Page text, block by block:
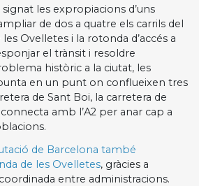
signat les expropiacions d’uns
de dos a quatre els carrils del
Ovelletes i la rotonda d’accés a
el trànsit i resoldre
històric a la ciutat, les
en un punt on conflueixen tres
de Sant Boi, la carretera de
amb l’A2 per anar cap a
de Barcelona també
de les Ovelletes, gràcies a
entre administracions.